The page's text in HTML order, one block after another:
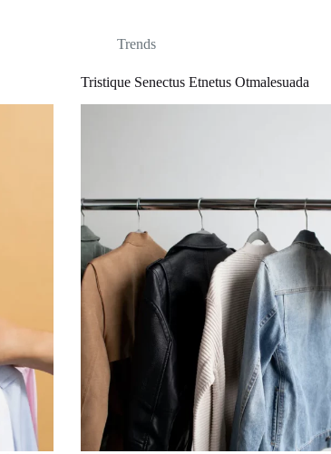
Trends
Tristique Senectus Etnetus Otmalesuada